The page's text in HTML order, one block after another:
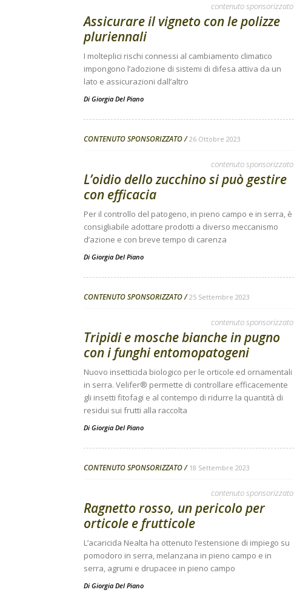
contenuto sponsorizzato
Assicurare il vigneto con le polizze
pluriennali
I molteplici rischi connessi al cambiamento climatico
impongono l’adozione di sistemi di difesa attiva da un
lato e assicurazioni dall’altro
Di Giorgia Del Piano
CONTENUTO SPONSORIZZATO 26 Ottobre 2023
contenuto sponsorizzato
L’oidio dello zucchino si può gestire
con efficacia
Per il controllo del patogeno, in pieno campo e in serra, è
consigliabile adottare prodotti a diverso meccanismo
d’azione e con breve tempo di carenza
Di Giorgia Del Piano
CONTENUTO SPONSORIZZATO 25 Settembre 2023
contenuto sponsorizzato
Tripidi e mosche bianche in pugno
con i funghi entomopatogeni
Nuovo insetticida biologico per le orticole ed ornamentali
in serra. Velifer® permette di controllare efficacemente
gli insetti fitofagi e al contempo di ridurre la quantità di
residui sui frutti alla raccolta
Di Giorgia Del Piano
CONTENUTO SPONSORIZZATO 18 Settembre 2023
contenuto sponsorizzato
Ragnetto rosso, un pericolo per
orticole e frutticole
L’acaricida Nealta ha ottenuto l’estensione di impiego su
pomodoro in serra, melanzana in pieno campo e in
serra, agrumi e drupacee in pieno campo
Di Giorgia Del Piano